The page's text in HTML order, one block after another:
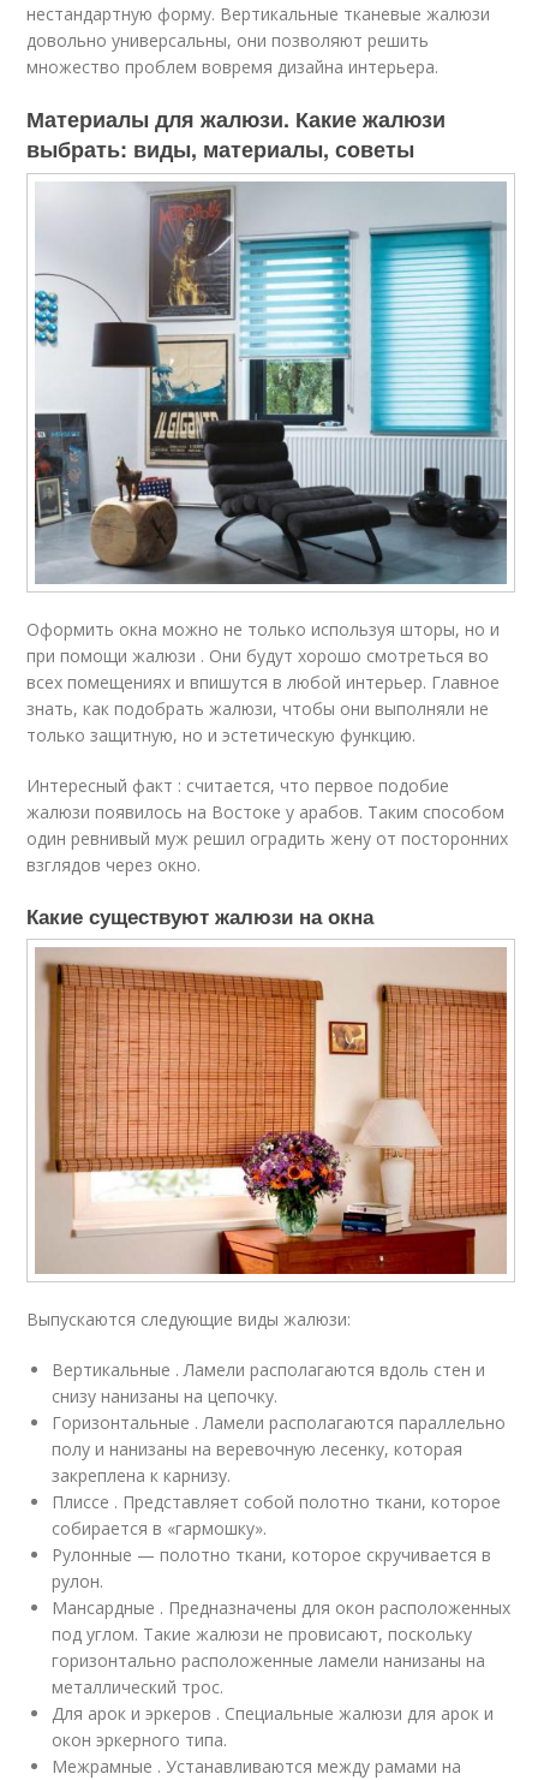
нестандартную форму. Вертикальные тканевые жалюзи
довольно универсальны, они позволяют решить
множество проблем вовремя дизайна интерьера.
Материалы для жалюзи. Какие жалюзи
выбрать: виды, материалы, советы
Оформить окна можно не только используя шторы, но и
при помощи жалюзи . Они будут хорошо смотреться во
всех помещениях и впишутся в любой интерьер. Главное
знать, как подобрать жалюзи, чтобы они выполняли не
только защитную, но и эстетическую функцию.
Интересный факт : считается, что первое подобие
жалюзи появилось на Востоке у арабов. Таким способом
один ревнивый муж решил оградить жену от посторонних
взглядов через окно.
Какие существуют жалюзи на окна
Выпускаются следующие виды жалюзи:
Вертикальные . Ламели располагаются вдоль стен и
снизу нанизаны на цепочку.
Горизонтальные . Ламели располагаются параллельно
полу и нанизаны на веревочную лесенку, которая
закреплена к карнизу.
Плиссе . Представляет собой полотно ткани, которое
собирается в «гармошку».
Рулонные — полотно ткани, которое скручивается в
рулон.
Мансардные . Предназначены для окон расположенных
под углом. Такие жалюзи не провисают, поскольку
горизонтально расположенные ламели нанизаны на
металлический трос.
Для арок и эркеров . Специальные жалюзи для арок и
окон эркерного типа.
Межрамные . Устанавливаются между рамами на